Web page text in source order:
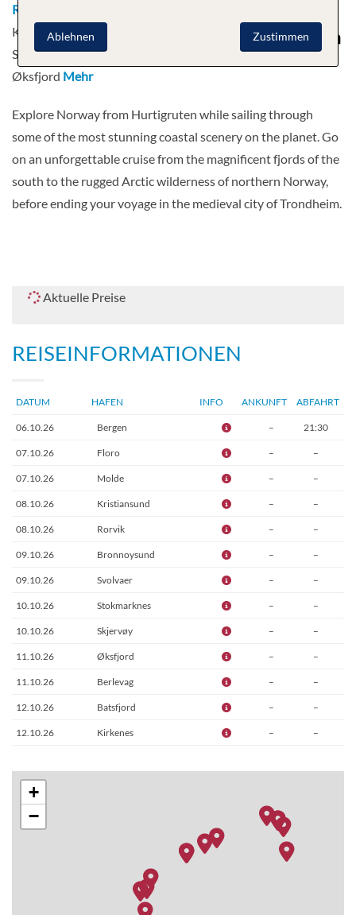
Route
Kristiansund - Rorvik - Bronnoysund -
Svolvaer - Stokmarknes - Skjervøy -
Øksfjord Mehr
Explore Norway from Hurtigruten while sailing through
some of the most stunning coastal scenery on the planet. Go
on an unforgettable cruise from the magnificent fjords of the
south to the rugged Arctic wilderness of northern Norway,
before ending your voyage in the medieval city of Trondheim.
Aktuelle Preise
REISEINFORMATIONEN
DATUM HAFEN INFO ANKUNFT ABFAHRT
06.10.26 Bergen – 21:30
07.10.26 Floro – –
07.10.26 Molde – –
08.10.26 Kristiansund – –
08.10.26 Rorvik – –
09.10.26 Bronnoysund – –
09.10.26 Svolvaer – –
10.10.26 Stokmarknes – –
10.10.26 Skjervøy – –
11.10.26 Øksfjord – –
11.10.26 Berlevag – –
12.10.26 Batsfjord – –
12.10.26 Kirkenes – –
13.10.26
–
+
−
Zustimmen
Ablehnen